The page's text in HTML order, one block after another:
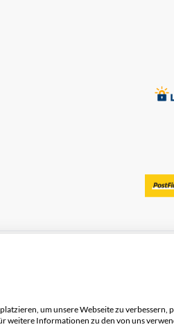
um unsere Webseite zu verbessern,
weitere Informationen zu den von uns